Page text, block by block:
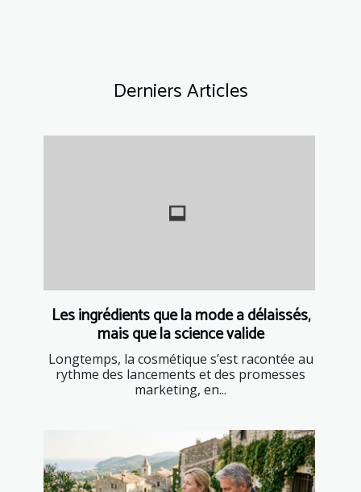
Derniers Articles
Les ingrédients que la mode a délaissés,
mais que la science valide
Longtemps, la cosmétique s’est racontée au
rythme des lancements et des promesses
marketing, en...